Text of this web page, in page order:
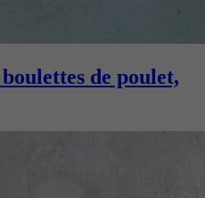
de poulet,